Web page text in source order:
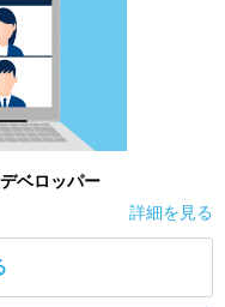
ベロッパー
詳細を見る